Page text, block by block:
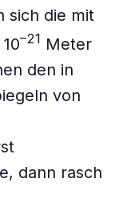
sich die mit
–21 Meter
den in
von
dann rasch